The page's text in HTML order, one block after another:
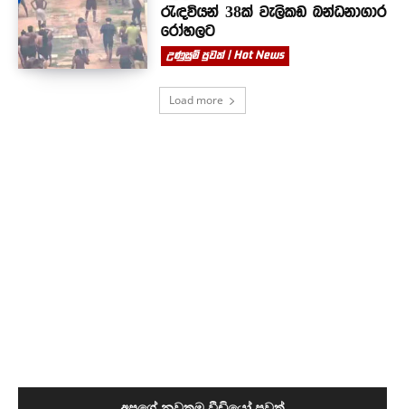
රැඳවියන් 38ක් වැලිකඩ බන්ධනාගාර
රෝහලට
උණුසුම් පුවත් | Hot News
Load more